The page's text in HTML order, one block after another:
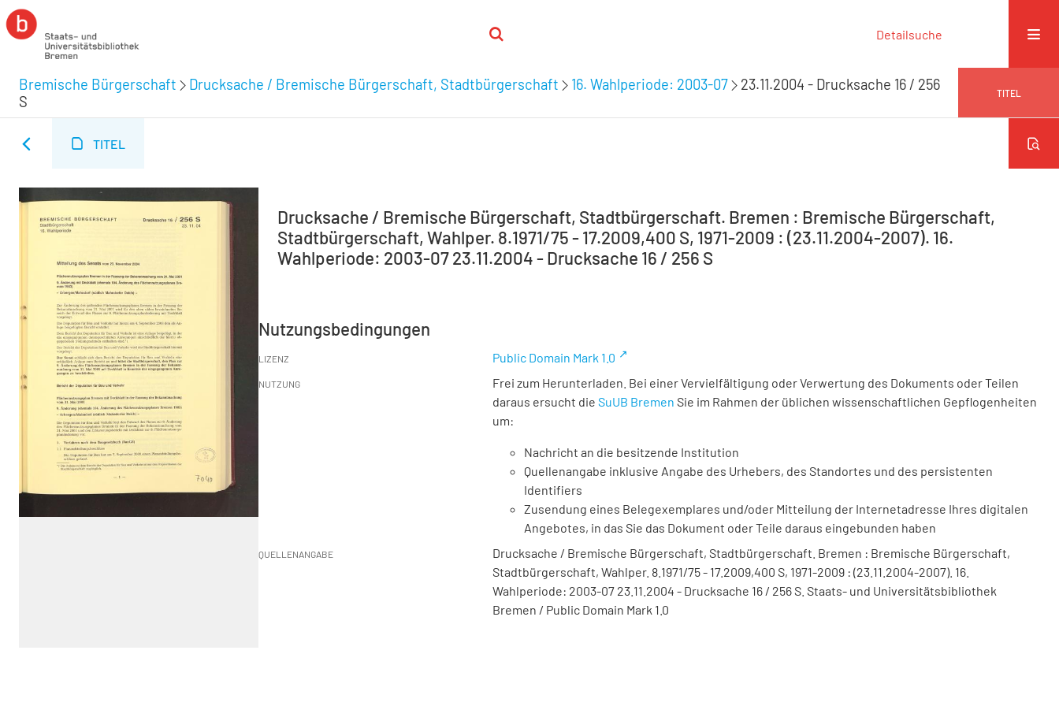
Detailsuche
Bremische Bürgerschaft Drucksache / Bremische Bürgerschaft, Stadtbürgerschaft 16. Wahlperiode: 2003-07
23.11.2004 - Drucksache 16 / 256
S
TITEL
TITEL
Drucksache / Bremische Bürgerschaft, Stadtbürgerschaft. Bremen : Bremische Bürgerschaft,
Stadtbürgerschaft, Wahlper. 8.1971/75 - 17.2009,400 S, 1971-2009 : (23.11.2004-2007). 16.
Wahlperiode: 2003-07 23.11.2004 - Drucksache 16 / 256 S
Nutzungsbedingungen
LIZENZ Public Domain Mark 1.0
NUTZUNG
Frei zum Herunterladen. Bei einer Vervielfältigung oder Verwertung des Dokuments oder Teilen
daraus ersucht die SuUB Bremen Sie im Rahmen der üblichen wissenschaftlichen Gepflogenheiten
um:
Nachricht an die besitzende Institution
Quellenangabe inklusive Angabe des Urhebers, des Standortes und des persistenten
Identifiers
Zusendung eines Belegexemplares und/oder Mitteilung der Internetadresse Ihres digitalen
Angebotes, in das Sie das Dokument oder Teile daraus eingebunden haben
QUELLENANGABE
Drucksache / Bremische Bürgerschaft, Stadtbürgerschaft. Bremen : Bremische Bürgerschaft,
Stadtbürgerschaft, Wahlper. 8.1971/75 - 17.2009,400 S, 1971-2009 : (23.11.2004-2007). 16.
Wahlperiode: 2003-07 23.11.2004 - Drucksache 16 / 256 S. Staats- und Universitätsbibliothek
Bremen / Public Domain Mark 1.0